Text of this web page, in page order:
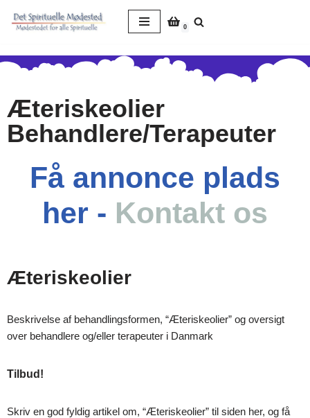
til
indhold
0
Æteriskeolier
Behandlere/Terapeuter
Få annonce plads
her - Kontakt os
Æteriskeolier
Beskrivelse af behandlingsformen, “Æteriskeolier” og oversigt
over behandlere og/eller terapeuter i Danmark
Tilbud!
Skriv en god fyldig artikel om, “Æteriskeolier” til siden her, og få